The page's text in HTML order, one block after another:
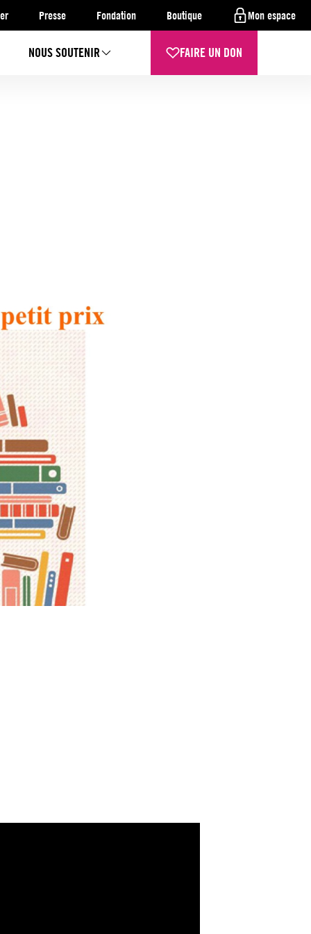
Presse Fondation Boutique Mon espace
NOUS SOUTENIR FAIRE UN DON